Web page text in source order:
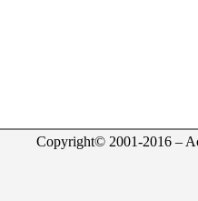
Copyright© 2001-2016 –